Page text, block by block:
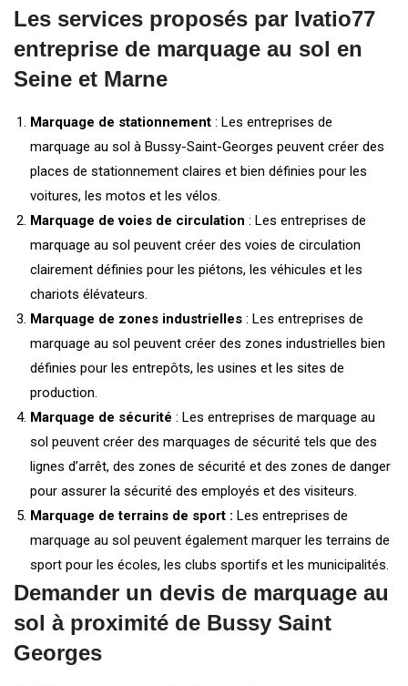
Les services proposés par Ivatio77
entreprise de marquage au sol en
Seine et Marne
Marquage de stationnement : Les entreprises de
marquage au sol à Bussy-Saint-Georges peuvent créer des
places de stationnement claires et bien définies pour les
voitures, les motos et les vélos.
Marquage de voies de circulation : Les entreprises de
marquage au sol peuvent créer des voies de circulation
clairement définies pour les piétons, les véhicules et les
chariots élévateurs.
Marquage de zones industrielles : Les entreprises de
marquage au sol peuvent créer des zones industrielles bien
définies pour les entrepôts, les usines et les sites de
production.
Marquage de sécurité : Les entreprises de marquage au
sol peuvent créer des marquages de sécurité tels que des
lignes d’arrêt, des zones de sécurité et des zones de danger
pour assurer la sécurité des employés et des visiteurs.
Marquage de terrains de sport : Les entreprises de
marquage au sol peuvent également marquer les terrains de
sport pour les écoles, les clubs sportifs et les municipalités.
Demander un devis de marquage au
sol à proximité de Bussy Saint
Georges